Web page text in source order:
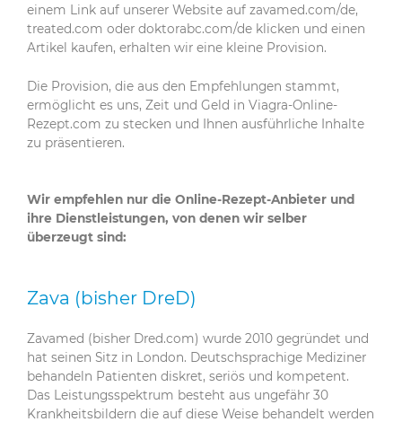
einem Link auf unserer Website auf zavamed.com/de,
treated.com oder doktorabc.com/de klicken und einen
Artikel kaufen, erhalten wir eine kleine Provision.
Die Provision, die aus den Empfehlungen stammt,
ermöglicht es uns, Zeit und Geld in Viagra-Online-
Rezept.com zu stecken und Ihnen ausführliche Inhalte
zu präsentieren.
Wir empfehlen nur die Online-Rezept-Anbieter und
ihre Dienstleistungen, von denen wir selber
überzeugt sind:
Zava (bisher DreD)
Zavamed (bisher Dred.com) wurde 2010 gegründet und
hat seinen Sitz in London. Deutschsprachige Mediziner
behandeln Patienten diskret, seriös und kompetent.
Das Leistungsspektrum besteht aus ungefähr 30
Krankheitsbildern die auf diese Weise behandelt werden